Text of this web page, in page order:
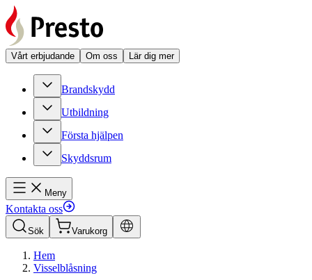
Vårt erbjudande Om oss Lär dig mer
Brandskydd
Utbildning
Första hjälpen
Skyddsrum
Meny
Kontakta oss
Sök Varukorg
Hem
Visselblåsning